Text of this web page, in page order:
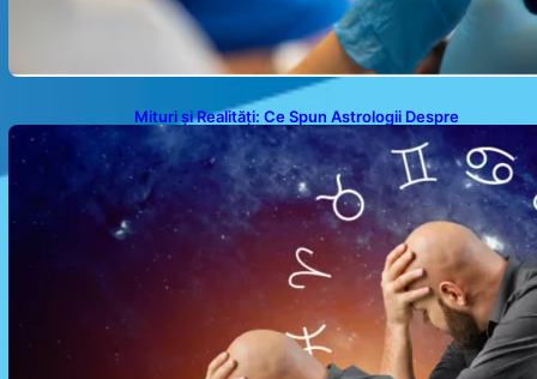
Mituri și Realități: Ce Spun Astrologii Despre
Sufletele Bătrâne și Lunile de Naștere